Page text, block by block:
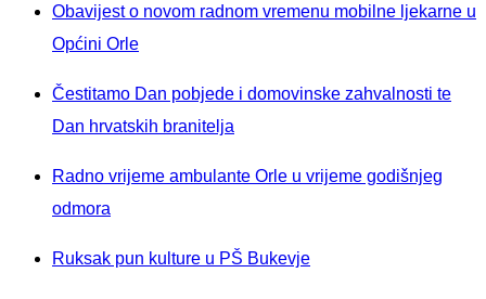
Obavijest o novom radnom vremenu mobilne ljekarne u
Općini Orle
Čestitamo Dan pobjede i domovinske zahvalnosti te
Dan hrvatskih branitelja
Radno vrijeme ambulante Orle u vrijeme godišnjeg
odmora
Ruksak pun kulture u PŠ Bukevje